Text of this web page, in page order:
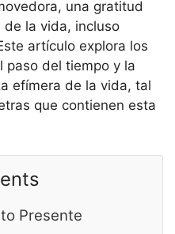
una gratitud
de la vida, incluso
artículo explora los
paso del tiempo y la
efímera de la vida, tal
que contienen esta
Presente